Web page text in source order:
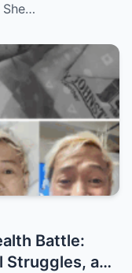
She…
Battle:
and